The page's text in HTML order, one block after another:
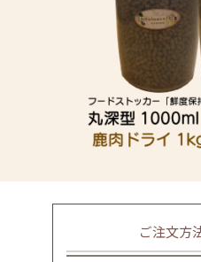
ご注文方